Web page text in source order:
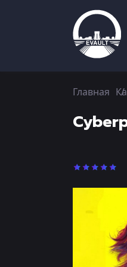
Главная